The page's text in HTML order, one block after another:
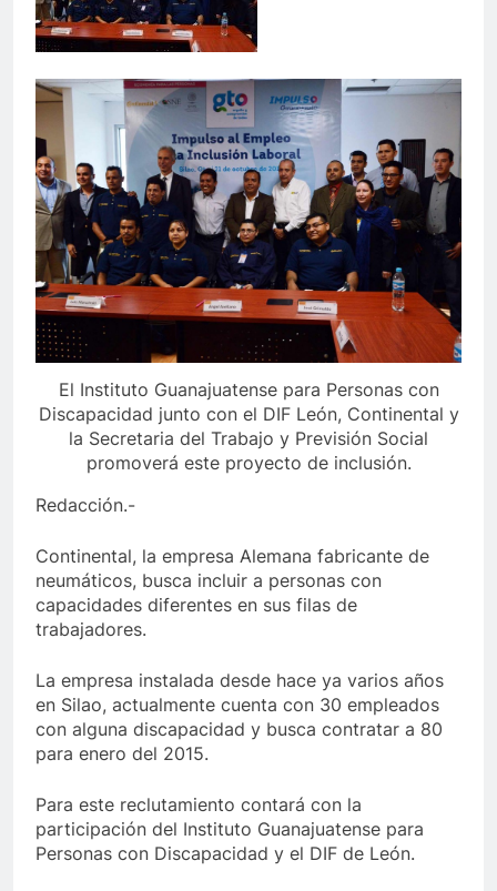
El Instituto Guanajuatense para Personas con
Discapacidad junto con el DIF León, Continental y
la Secretaria del Trabajo y Previsión Social
promoverá este proyecto de inclusión.
Redacción.-
Continental, la empresa Alemana fabricante de
neumáticos, busca incluir a personas con
capacidades diferentes en sus filas de
trabajadores.
La empresa instalada desde hace ya varios años
en Silao, actualmente cuenta con 30 empleados
con alguna discapacidad y busca contratar a 80
para enero del 2015.
Para este reclutamiento contará con la
participación del Instituto Guanajuatense para
Personas con Discapacidad y el DIF de León.